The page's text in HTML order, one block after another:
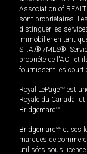
Association of
sont propriétaires.
distinguer les
immobilier en tant
S.I.A.® /MLS®,
propriété de l'ACI, et
fournissent les
Royal LePageMD est
Royale du Canada,
BridgemarqMD
BridgemarqMD et ses
marques de
utilisées sous